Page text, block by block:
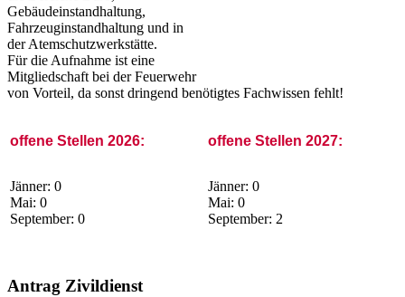
Gebäudeinstandhaltung,
Fahrzeuginstandhaltung und in
der Atemschutzwerkstätte.
Für die Aufnahme ist eine
Mitgliedschaft bei der Feuerwehr
von Vorteil, da sonst dringend benötigtes Fachwissen fehlt!
offene Stellen 2026: offene Stellen 2027:
Jänner: 0
Mai: 0
September: 0
Jänner: 0
Mai: 0
September: 2
Antrag Zivildienst